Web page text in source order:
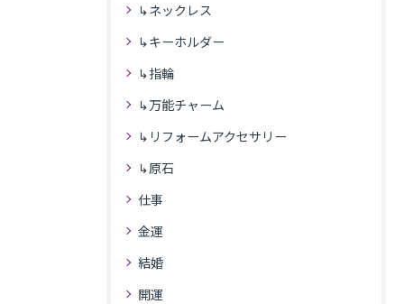
↳ネックレス
↳キーホルダー
↳指輪
↳万能チャーム
↳リフォームアクセサリー
↳原石
仕事
金運
結婚
開運